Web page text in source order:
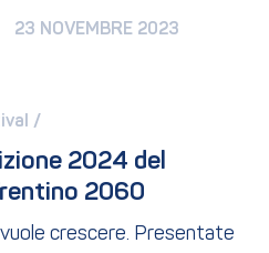
23 NOVEMBRE 2023
/
2024 del
2060
crescere. Presentate